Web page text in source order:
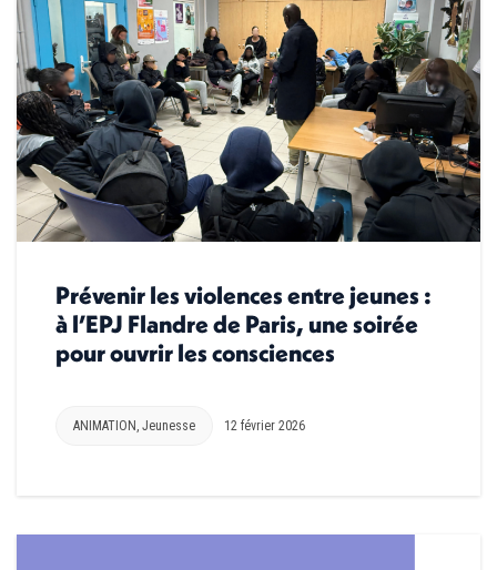
Prévenir les violences entre jeunes :
à l’EPJ Flandre de Paris, une soirée
pour ouvrir les consciences
ANIMATION , Jeunesse 12 février 2026